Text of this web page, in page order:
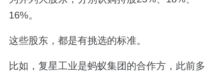
16%。
这些股东，都是有挑选的标准。
比如，复星工业是蚂蚁集团的合作方，此前多